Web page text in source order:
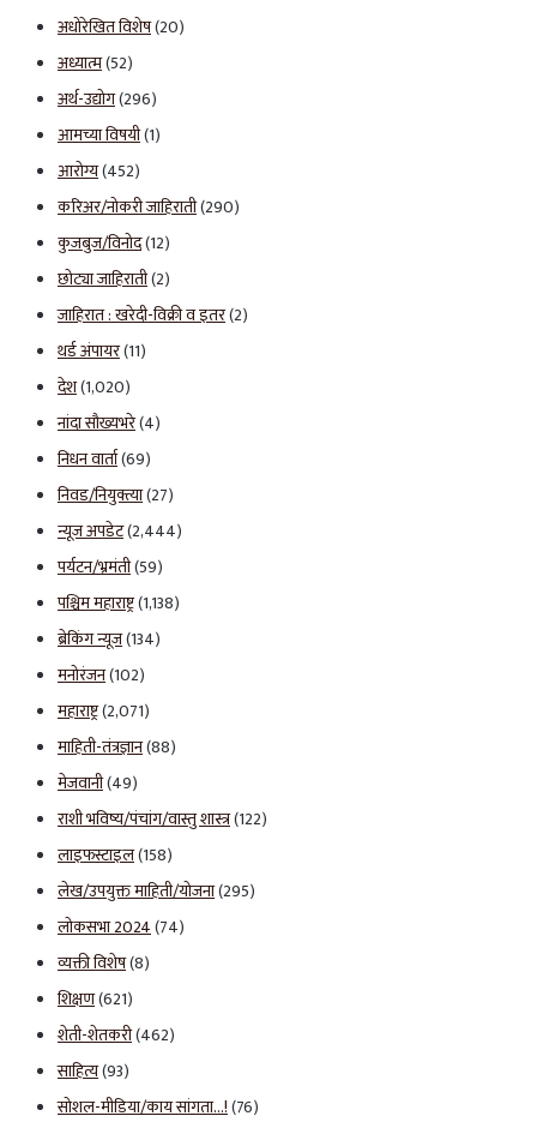
अधोरेखित विशेष(20)
अध्यात्म(52)
अर्थ-उद्योग(296)
आमच्या विषयी(1)
आरोग्य(452)
करिअर/नोकरी जाहिराती(290)
कुजबुज/विनोद(12)
छोट्या जाहिराती(2)
जाहिरात : खरेदी-विक्री व इतर(2)
थर्ड अंपायर(11)
देश(1,020)
नांदा सौख्यभरे(4)
निधन वार्ता(69)
निवड/नियुक्त्या(27)
न्यूज अपडेट(2,444)
पर्यटन/भ्रमंती(59)
पश्चिम महाराष्ट्र(1,138)
ब्रेकिंग न्यूज(134)
मनोरंजन(102)
महाराष्ट्र(2,071)
माहिती-तंत्रज्ञान(88)
मेजवानी(49)
राशी भविष्य/पंचांग/वास्तु शास्त्र(122)
लाइफस्टाइल(158)
लेख/उपयुक्त माहिती/योजना(295)
लोकसभा 2024(74)
व्यक्ती विशेष(8)
शिक्षण(621)
शेती-शेतकरी(462)
साहित्य(93)
सोशल-मीडिया/काय सांगता…!(76)